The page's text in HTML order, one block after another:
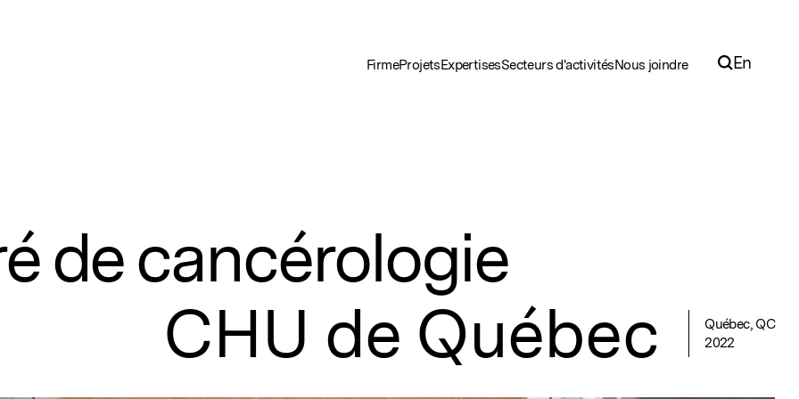
FirmeProjetsExpertisesSecteurs d'activitésNous joindre En
de cancérologie
CHU de Québec
Québec, QC
2022